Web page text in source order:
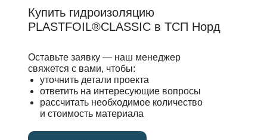
Оставьте заявку — наш менеджер
свяжется с вами, чтобы:
уточнить детали проекта
ответить на интересующие вопросы
рассчитать необходимое количество
и стоимость материала
Купить гидроизоляцию
PLASTFOIL®CLASSIC в ТСП Норд